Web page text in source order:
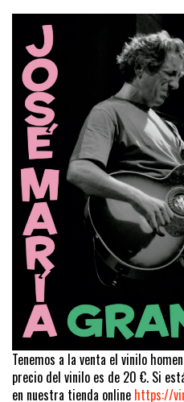
Tenemos a la venta el vinilo
precio del vinilo es de 20 €. Si
en nuestra tienda online https://